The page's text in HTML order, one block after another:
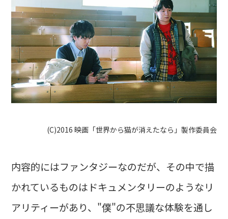
(C)2016 映画「世界から猫が消えたなら」製作委員会
内容的にはファンタジーなのだが、その中で描
かれているものはドキュメンタリーのようなリ
アリティーがあり、"僕"の不思議な体験を通し